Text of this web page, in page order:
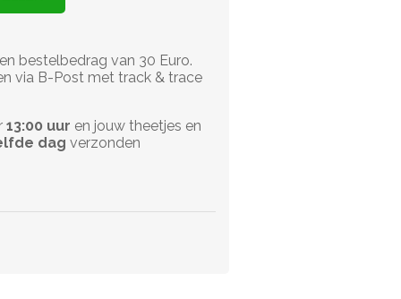
bestelbedrag van 30 Euro.
via B-Post met track & trace
13:00 uur en jouw theetjes en
dag verzonden